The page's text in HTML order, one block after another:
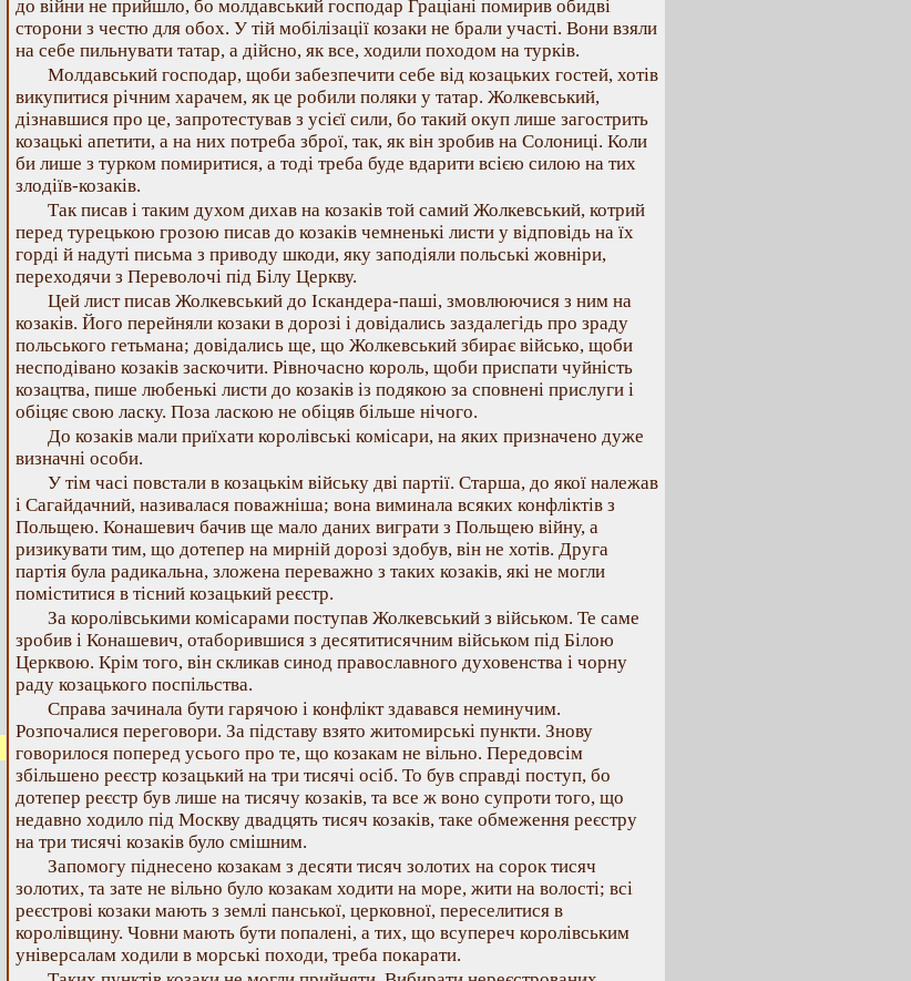
до війни не прийшло, бо молдавський господар Граціані помирив обидві
сторони з честю для обох. У тій мобілізації козаки не брали участі. Вони взяли
на себе пильнувати татар, а дійсно, як все, ходили походом на турків.
Молдавський господар, щоби забезпечити себе від козацьких гостей, хотів
викупитися річним харачем, як це робили поляки у татар. Жолкевський,
дізнавшися про це, запротестував з усієї сили, бо такий окуп лише загострить
козацькі апетити, а на них потреба зброї, так, як він зробив на Солониці. Коли
би лише з турком помиритися, а тоді треба буде вдарити всією силою на тих
злодіїв-козаків.
Так писав і таким духом дихав на козаків той самий Жолкевський, котрий
перед турецькою грозою писав до козаків чемненькі листи у відповідь на їх
горді й надуті письма з приводу шкоди, яку заподіяли польські жовніри,
переходячи з Переволочі під Білу Церкву.
Цей лист писав Жолкевський до Іскандера-паші, змовлюючися з ним на
козаків. Його перейняли козаки в дорозі і довідались заздалегідь про зраду
польського гетьмана; довідались ще, що Жолкевський збирає військо, щоби
несподівано козаків заскочити. Рівночасно король, щоби приспати чуйність
козацтва, пише любенькі листи до козаків із подякою за сповнені прислуги і
обіцяє свою ласку. Поза ласкою не обіцяв більше нічого.
До козаків мали приїхати королівські комісари, на яких призначено дуже
визначні особи.
У тім часі повстали в козацькім війську дві партії. Старша, до якої належав
і Сагайдачний, називалася поважніша; вона виминала всяких конфліктів з
Польщею. Конашевич бачив ще мало даних виграти з Польщею війну, а
ризикувати тим, що дотепер на мирній дорозі здобув, він не хотів. Друга
партія була радикальна, зложена переважно з таких козаків, які не могли
поміститися в тісний козацький реєстр.
За королівськими комісарами поступав Жолкевський з військом. Те саме
зробив і Конашевич, отаборившися з десятитисячним військом під Білою
Церквою. Крім того, він скликав синод православного духовенства і чорну
раду козацького поспільства.
Справа зачинала бути гарячою і конфлікт здавався неминучим.
Розпочалися переговори. За підставу взято житомирські пункти. Знову
говорилося поперед усього про те, що козакам не вільно. Передовсім
збільшено реєстр козацький на три тисячі осіб. То був справді поступ, бо
дотепер реєстр був лише на тисячу козаків, та все ж воно супроти того, що
недавно ходило під Москву двадцять тисяч козаків, таке обмеження реєстру
на три тисячі козаків було смішним.
Запомогу піднесено козакам з десяти тисяч золотих на сорок тисяч
золотих, та зате не вільно було козакам ходити на море, жити на волості; всі
реєстрові козаки мають з землі панської, церковної, переселитися в
королівщину. Човни мають бути попалені, а тих, що всупереч королівським
універсалам ходили в морські походи, треба покарати.